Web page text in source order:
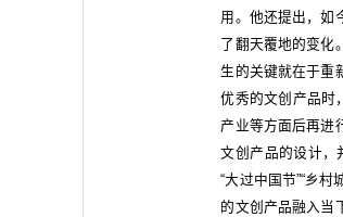
用。他还提出，如
了翻天覆地的变化
生的关键就在于重
优秀的文创产品时
产业等方面后再进
文创产品的设计，
“大过中国节”“乡
的文创产品融入当